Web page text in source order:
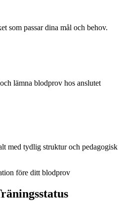
som passar dina mål och behov.
lämna blodprov hos anslutet
med tydlig struktur och pedagogisk
före ditt blodprov